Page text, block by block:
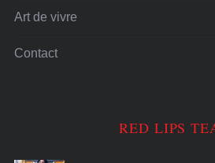
Art de vivre
Contact
RED LIPS